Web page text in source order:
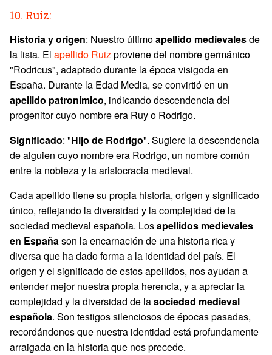
10. Ruiz:
Historia y origen: Nuestro últimoapellido medievalesde
la lista. El apellido Ruizproviene del nombre germánico
"Rodricus", adaptado durante la época visigoda en
España. Durante la Edad Media, se convirtió en un
apellido patronímico, indicando descendencia del
progenitor cuyo nombre era Ruy o Rodrigo.
Significado: "Hijo de Rodrigo". Sugiere la descendencia
de alguien cuyo nombre era Rodrigo, un nombre común
entre la nobleza y la aristocracia medieval.
Cada apellido tiene su propia historia, origen y significado
único, reflejando la diversidad y la complejidad de la
sociedad medieval española. Losapellidos medievales
en Españason la encarnación de una historia rica y
diversa que ha dado forma a la identidad del país. El
origen y el significado de estos apellidos, nos ayudan a
entender mejor nuestra propia herencia, y a apreciar la
complejidad y la diversidad de lasociedad medieval
española. Son testigos silenciosos de épocas pasadas,
recordándonos que nuestra identidad está profundamente
arraigada en la historia que nos precede.